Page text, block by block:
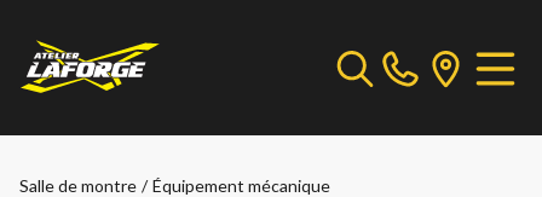
Salle de montre / Équipement mécanique